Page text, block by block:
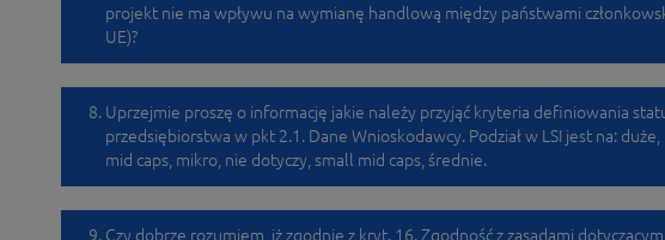
projekt nie ma wpływu na wymianę handlową między państwami
UE)?
Uprzejmie proszę o informację jakie należy przyjąć kryteria definiowania
przedsiębiorstwa w pkt 2.1. Dane Wnioskodawcy. Podział w LSI jest na: duże,
mid caps, mikro, nie dotyczy, small mid caps, średnie.
Czy dobrze rozumiem, iż zgodnie z kryt. 16. Zgodność z zasadami dotyczącymi